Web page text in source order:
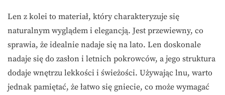
Len z kolei to materiał, który charakteryzuje się
naturalnym wyglądem i elegancją. Jest przewiewny, co
sprawia, że idealnie nadaje się na lato. Len doskonale
nadaje się do zasłon i letnich pokrowców, a jego struktura
dodaje wnętrzu lekkości i świeżości. Używając lnu, warto
jednak pamiętać, że łatwo się gniecie, co może wymagać